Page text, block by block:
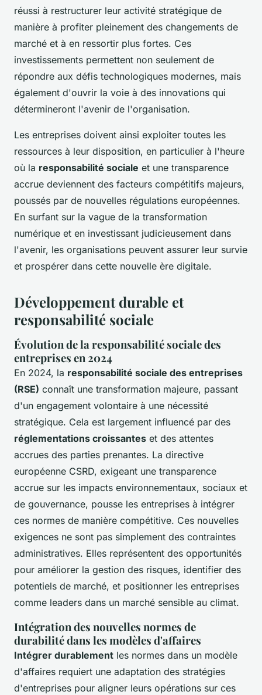
réussi à restructurer leur activité stratégique de
manière à profiter pleinement des changements de
marché et à en ressortir plus fortes. Ces
investissements permettent non seulement de
répondre aux défis technologiques modernes, mais
également d'ouvrir la voie à des innovations qui
détermineront l'avenir de l'organisation.
Les entreprises doivent ainsi exploiter toutes les
ressources à leur disposition, en particulier à l'heure
où la responsabilité sociale et une transparence
accrue deviennent des facteurs compétitifs majeurs,
poussés par de nouvelles régulations européennes.
En surfant sur la vague de la transformation
numérique et en investissant judicieusement dans
l'avenir, les organisations peuvent assurer leur survie
et prospérer dans cette nouvelle ère digitale.
Développement durable et
responsabilité sociale
Évolution de la responsabilité sociale des
entreprises en 2024
En 2024, la responsabilité sociale des entreprises
(RSE) connaît une transformation majeure, passant
d'un engagement volontaire à une nécessité
stratégique. Cela est largement influencé par des
réglementations croissantes et des attentes
accrues des parties prenantes. La directive
européenne CSRD, exigeant une transparence
accrue sur les impacts environnementaux, sociaux et
de gouvernance, pousse les entreprises à intégrer
ces normes de manière compétitive. Ces nouvelles
exigences ne sont pas simplement des contraintes
administratives. Elles représentent des opportunités
pour améliorer la gestion des risques, identifier des
potentiels de marché, et positionner les entreprises
comme leaders dans un marché sensible au climat.
Intégration des nouvelles normes de
durabilité dans les modèles d'affaires
Intégrer durablement les normes dans un modèle
d'affaires requiert une adaptation des stratégies
d'entreprises pour aligner leurs opérations sur ces